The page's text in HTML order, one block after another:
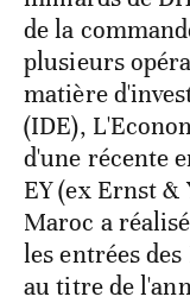
de la
plusieurs
matière
(IDE),
d'une récente
EY (ex Ernst &
Maroc a
les entrées des
au titre de